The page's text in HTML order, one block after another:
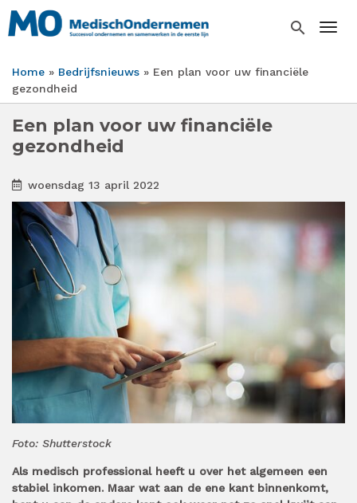
Overslaan
en
inhoud
gaan
search
Kruimelpad
Home Bedrijfsnieuws
Een plan voor uw financiële
gezondheid
Een plan voor uw financiële
gezondheid
woensdag 13 april 2022
Foto: Shutterstock
Als medisch professional heeft u over het algemeen een
stabiel inkomen. Maar wat aan de ene kant binnenkomt,